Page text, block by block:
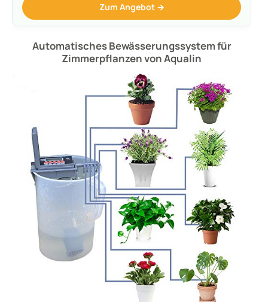
Zum Angebot →
Automatisches Bewässerungssystem für
Zimmerpflanzen von Aqualin